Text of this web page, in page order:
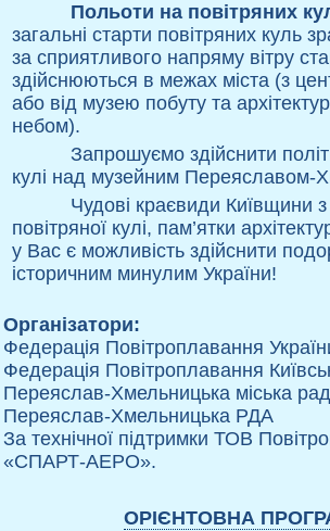
Польоти на повітряних
загальні старти повітряних куль
за сприятливого напряму вітру
здійснюються в межах міста (з
або від музею побуту та
небом).
Запрошуємо здійснити політ
кулі над музейним Переяславом-
Чудові краєвиди Київщини
повітряної кулі, пам’ятки
у Вас є можливість здійснити
історичним минулим України!
Організатори:
Федерація Повітроплавання
Федерація Повітроплавання
Переяслав-Хмельницька міська
Переяслав-Хмельницька РДА
За технічної підтримки ТОВ
«СПАРТ-АЕРО».
ОРІЄНТОВНА